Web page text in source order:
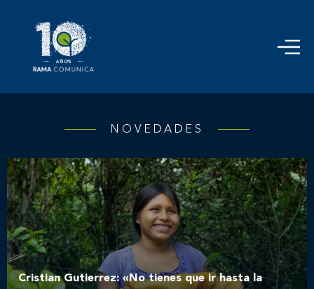
NOVEDADES
Cristian Gutierrez: «No tienes que ir hasta la